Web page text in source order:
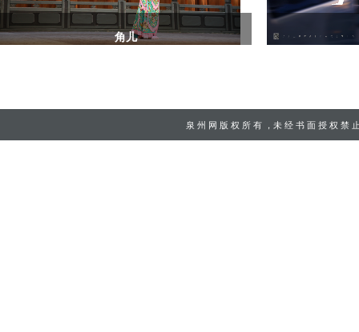
角儿
泉 州 网 版 权 所 有 ，未 经 书 面 授 权 禁